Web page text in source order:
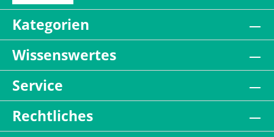
Kategorien
Wissenswertes
Service
Rechtliches